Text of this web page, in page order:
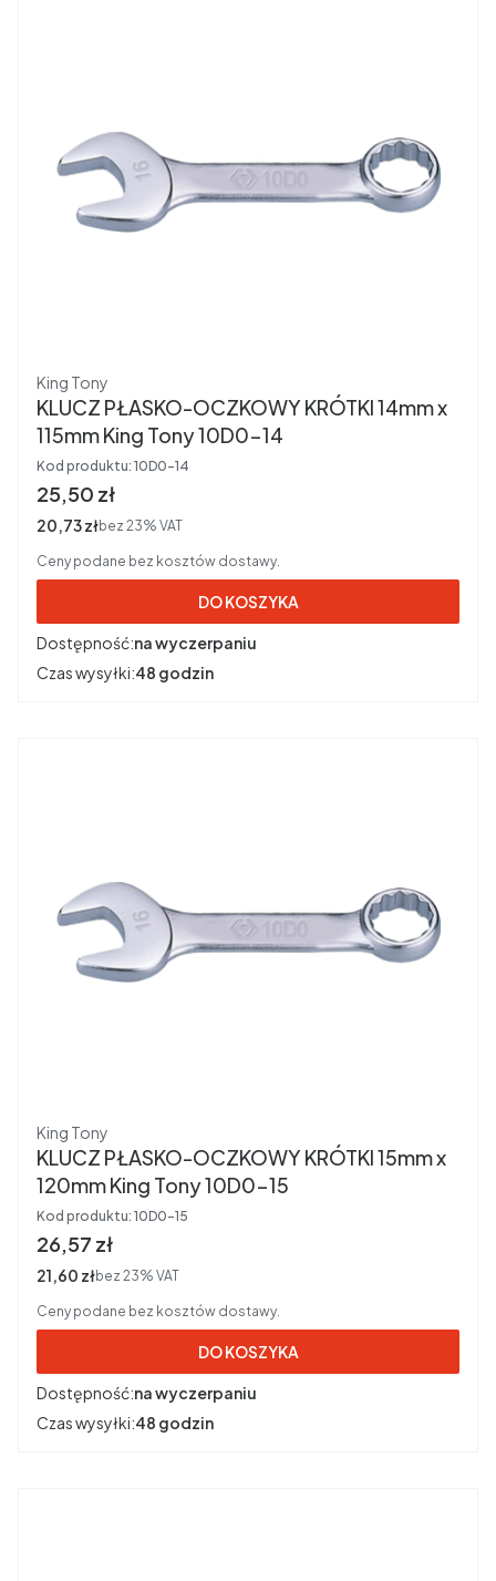
Producent
King Tony
KLUCZ PŁASKO-OCZKOWY KRÓTKI 14mm x
115mm King Tony 10D0-14
Kod produktu: 10D0-14
Cena brutto
25,50 zł
Cena netto
20,73 złbez 23% VAT
Ceny podane bez kosztów dostawy.
DO KOSZYKA
Dostępność:na wyczerpaniu
Czas wysyłki:48 godzin
Producent
King Tony
KLUCZ PŁASKO-OCZKOWY KRÓTKI 15mm x
120mm King Tony 10D0-15
Kod produktu: 10D0-15
Cena brutto
26,57 zł
Cena netto
21,60 złbez 23% VAT
Ceny podane bez kosztów dostawy.
DO KOSZYKA
Dostępność:na wyczerpaniu
Czas wysyłki:48 godzin